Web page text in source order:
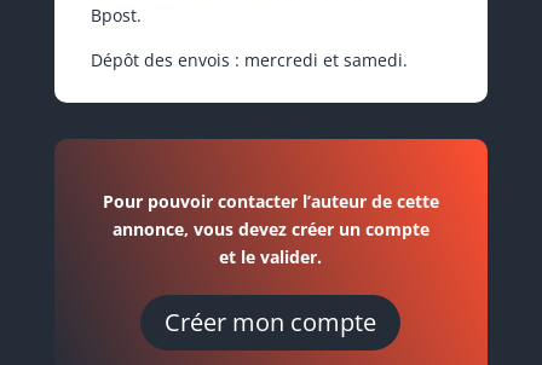
Bpost.
Dépôt des envois : mercredi et samedi.
Pour pouvoir contacter l’auteur de cette
annonce, vous devez créer un compte
et le valider.
Créer mon compte